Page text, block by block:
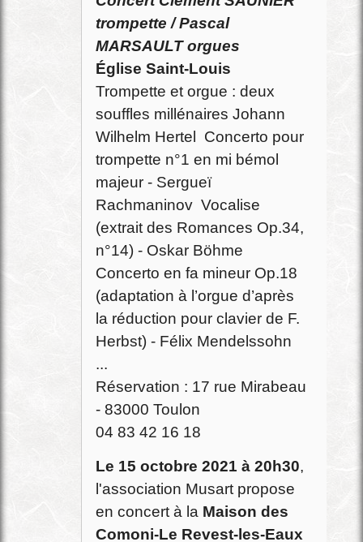
trompette / Pascal
MARSAULT orgues
Église Saint-Louis
Trompette et orgue : deux
souffles millénaires Johann
Wilhelm Hertel Concerto pour
trompette n°1 en mi bémol
majeur - Sergueï
Rachmaninov Vocalise
(extrait des Romances Op.34,
n°14) - Oskar Böhme
Concerto en fa mineur Op.18
(adaptation à l’orgue d’après
la réduction pour clavier de F.
Herbst) - Félix Mendelssohn
...
Réservation : 17 rue Mirabeau
- 83000 Toulon
04 83 42 16 18
Le 15 octobre 2021 à 20h30,
l'association Musart propose
en concert à la Maison des
Comoni-Le Revest-les-Eaux